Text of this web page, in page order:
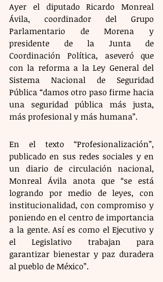
Ayer el diputado Ricardo Monreal
Ávila, coordinador del Grupo
Parlamentario de Morena y
presidente de la Junta de
Coordinación Política, aseveró que
con la reforma a la Ley General del
Sistema Nacional de Seguridad
Pública “damos otro paso firme hacia
una seguridad pública más justa,
más profesional y más humana”.
En el texto “Profesionalización”,
publicado en sus redes sociales y en
un diario de circulación nacional,
Monreal Ávila anota que “se está
logrando por medio de leyes, con
institucionalidad, con compromiso y
poniendo en el centro de importancia
a la gente. Así es como el Ejecutivo y
el Legislativo trabajan para
garantizar bienestar y paz duradera
al pueblo de México”.